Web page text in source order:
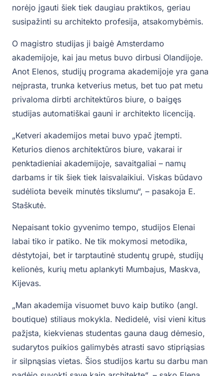
norėjo įgauti šiek tiek daugiau praktikos, geriau
susipažinti su architekto profesija, atsakomybėmis.
O magistro studijas ji baigė Amsterdamo
akademijoje, kai jau metus buvo dirbusi Olandijoje.
Anot Elenos, studijų programa akademijoje yra gana
neįprasta, trunka ketverius metus, bet tuo pat metu
privaloma dirbti architektūros biure, o baigęs
studijas automatiškai gauni ir architekto licenciją.
„Ketveri akademijos metai buvo ypač įtempti.
Keturios dienos architektūros biure, vakarai ir
penktadieniai akademijoje, savaitgaliai – namų
darbams ir tik šiek tiek laisvalaikiui. Viskas būdavo
sudėliota beveik minutės tikslumu“, – pasakoja E.
Staškutė.
Nepaisant tokio gyvenimo tempo, studijos Elenai
labai tiko ir patiko. Ne tik mokymosi metodika,
dėstytojai, bet ir tarptautinė studentų grupė, studijų
kelionės, kurių metu aplankyti Mumbajus, Maskva,
Kijevas.
„Man akademija visuomet buvo kaip butiko (angl.
boutique) stiliaus mokykla. Nedidelė, visi vieni kitus
pažįsta, kiekvienas studentas gauna daug dėmesio,
sudarytos puikios galimybės atrasti savo stipriąsias
ir silpnąsias vietas. Šios studijos kartu su darbu man